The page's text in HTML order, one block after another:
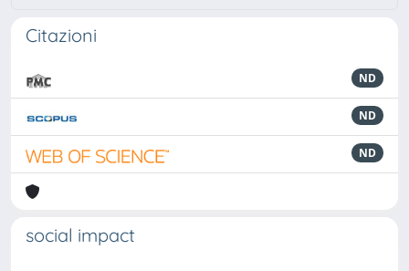
Citazioni
ND
ND
ND
social impact